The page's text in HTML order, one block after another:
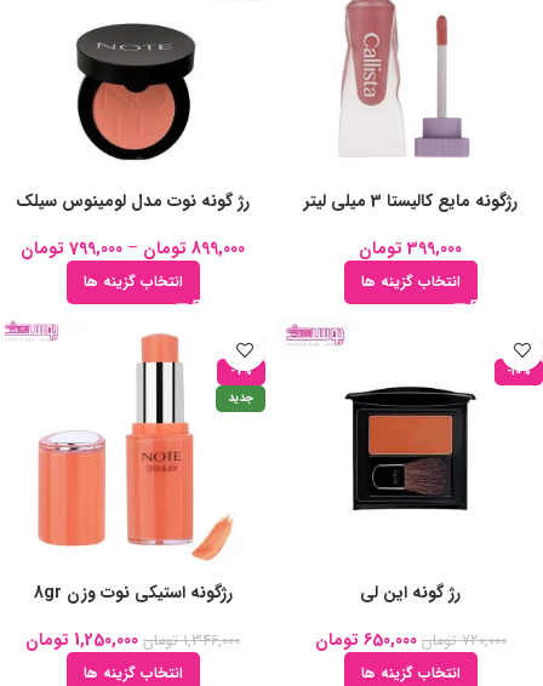
رژگونه مایع کالیستا 3 میلی لیتر
399,000 تومان
انتخاب گزینه ها
رژ گونه نوت مدل لومینوس سیلک
899,000 تومان –
799,000 تومان
انتخاب گزینه ها
-10%
رژ گونه این لی
720,000 تومان 650,000 تومان
انتخاب گزینه ها
-7%
جدید
رژگونه استیکی نوت وزن 8gr
1,346,000 تومان 1,250,000 تومان
انتخاب گزینه ها